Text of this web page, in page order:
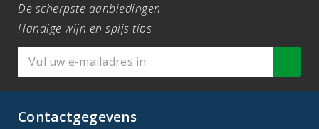
De scherpste aanbiedingen
Handige wijn en spijs tips
Contactgegevens